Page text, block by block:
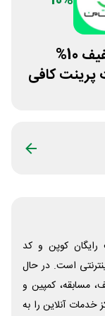
کد تخفیف 10%
پرینت کافی
کوپن و کد
است. در حال
مسابقه، کمپین و
خدمات آنلاین را به